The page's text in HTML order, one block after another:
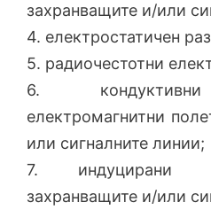
захранващите и/или
4. електростатичен
5. радиочестотни
6. кондуктивни
електромагнитни
или сигналните линии;
7. индуцирани
захранващите и/или